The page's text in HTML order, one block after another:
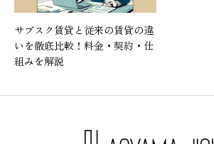
サブスク賃貸と従来の賃貸の違
いを徹底比較！料金・契約・仕
組みを解説